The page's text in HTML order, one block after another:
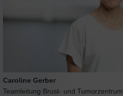
Caroline Gerber
Teamleitung Brust- und Tumorzentrum